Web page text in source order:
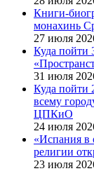
Книги-
монахинь
27 июля
Куда пойти
31 июля
Куда пойти
всему
ЦПКиО
24 июля
«Испания в
религии
23 июля